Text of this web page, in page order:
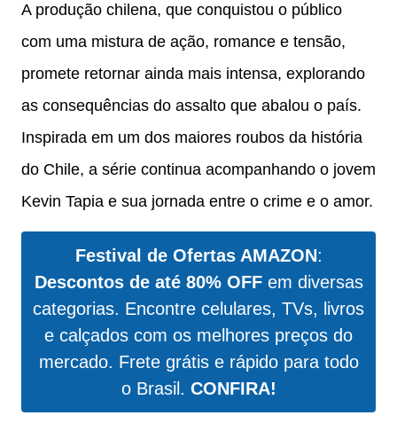
A produção chilena, que conquistou o público
com uma mistura de ação, romance e tensão,
promete retornar ainda mais intensa, explorando
as consequências do assalto que abalou o país.
Inspirada em um dos maiores roubos da história
do Chile, a série continua acompanhando o jovem
Kevin Tapia e sua jornada entre o crime e o amor.
Festival de Ofertas AMAZON:
Descontos de até 80% OFFem diversas
categorias. Encontre celulares, TVs, livros
e calçados com os melhores preços do
mercado. Frete grátis e rápido para todo
o Brasil. CONFIRA!